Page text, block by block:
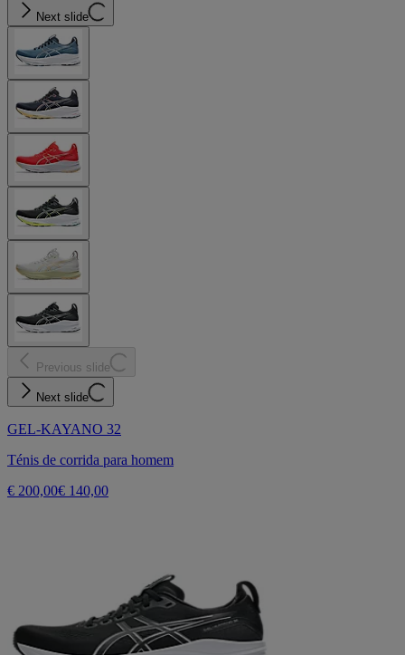
Next slide
Previous slide
Next slide
GEL-KAYANO 32
Ténis de corrida para homem
€ 200,00€ 140,00